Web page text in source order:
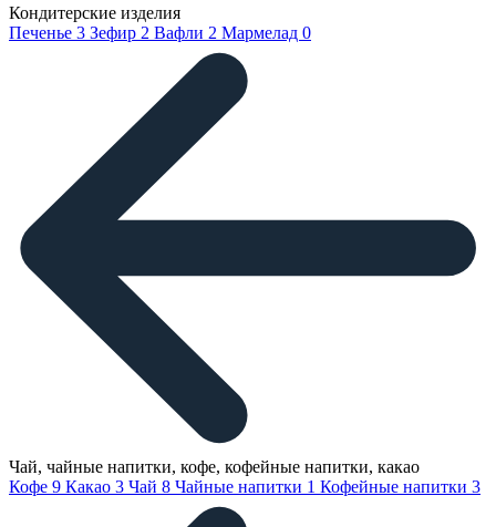
Кондитерские изделия
Печенье 3 Зефир 2 Вафли 2 Мармелад 0
Чай, чайные напитки, кофе, кофейные напитки, какао
Кофе 9 Какао 3 Чай 8 Чайные напитки 1 Кофейные напитки 3